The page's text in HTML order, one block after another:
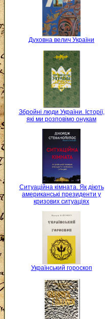
Духовна велич України
Збройні люди України. Історії,
які ми розповімо онукам
Ситуаційна кімната. Як діють
американські президенти у
кризових ситуаціях
Український гороскоп